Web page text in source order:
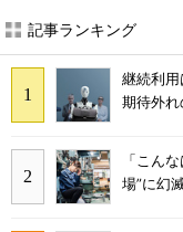
記事ランキング
継続利
期待外れ
「こん
場”に幻